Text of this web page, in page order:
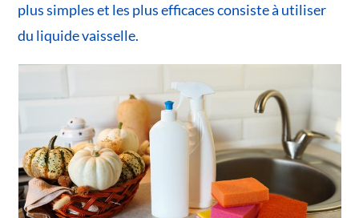
plus simples et les plus efficaces consiste à utiliser
du liquide vaisselle.